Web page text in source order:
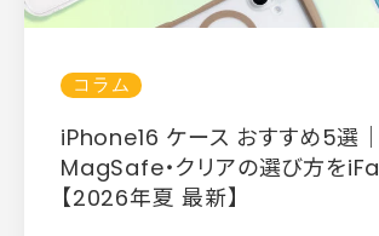
コラム
iPhone16 ケース おすすめ5選｜
MagSafe・クリアの選び方を
【2026年夏 最新】